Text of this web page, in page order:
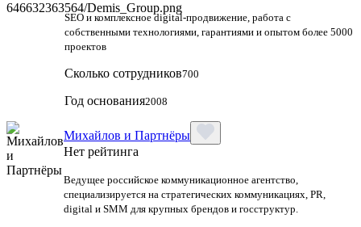
SEO и комплексное digital-продвижение, работа с
собственными технологиями, гарантиями и опытом более 5000
проектов
Сколько сотрудников700
Год основания2008
Михайлов и Партнёры
Нет рейтинга
Ведущее российское коммуникационное агентство,
специализируется на стратегических коммуникациях, PR,
digital и SMM для крупных брендов и госструктур.